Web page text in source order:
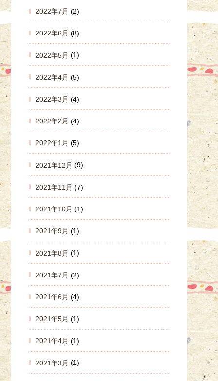
2022年7月 (2)
2022年6月 (8)
2022年5月 (1)
2022年4月 (5)
2022年3月 (4)
2022年2月 (4)
2022年1月 (5)
2021年12月 (9)
2021年11月 (7)
2021年10月 (1)
2021年9月 (1)
2021年8月 (1)
2021年7月 (2)
2021年6月 (4)
2021年5月 (1)
2021年4月 (1)
2021年3月 (1)